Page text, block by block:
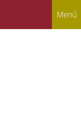
Menú